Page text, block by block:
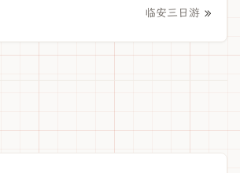
临安三日游 »